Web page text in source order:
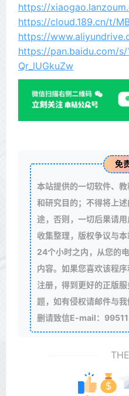
https://
https://cloud.189.cn/t/
https://
https://pan.baidu.com/s/
Qr_lUGkuZw
免
本站提供的一切软件、
和研究目的；不得将上
途，否则，一切后果请
收集整理，版权争议与
24个小时之内，从您的
内容。如果您喜欢该程
注册，得到更好的正版
题，如有侵权请邮件与我
删请致信E-mail：